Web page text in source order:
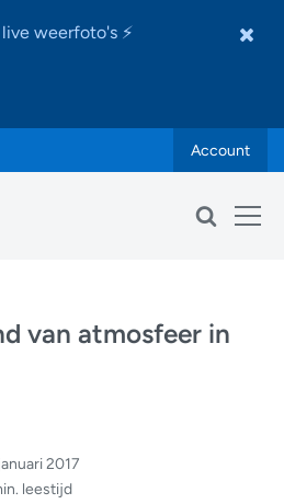
weerfoto's ⚡
Account
van atmosfeer in
2017
leestijd